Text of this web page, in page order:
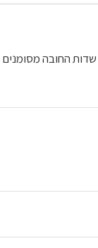
שדות החובה מסומנים